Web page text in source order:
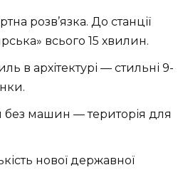
розв’язка. До станції
всього 15 хвилин.
в архітектурі — стильні 9-
без машин — територія для
нової державної